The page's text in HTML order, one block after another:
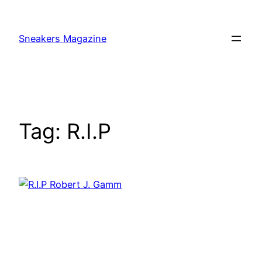
content
Sneakers Magazine
Tag: R.I.P